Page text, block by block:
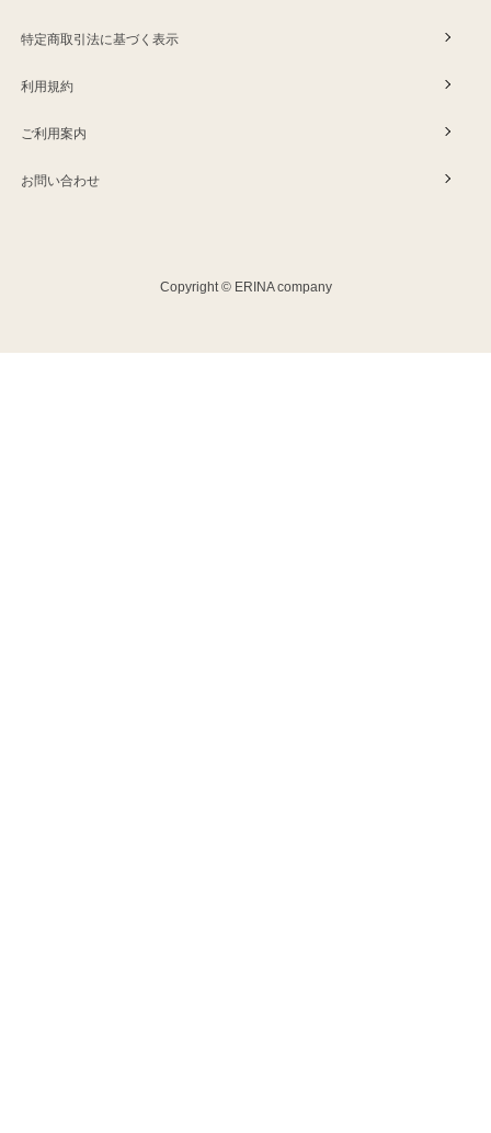
特定商取引法に基づく表示
利用規約
ご利用案内
お問い合わせ
Copyright © ERINA company